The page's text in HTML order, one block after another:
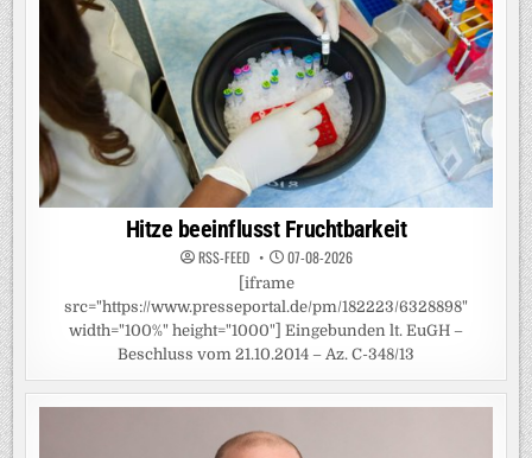
Hitze beeinflusst Fruchtbarkeit
RSS-FEED 07-08-2026
[iframe
src="https://www.presseportal.de/pm/182223/6328898"
width="100%" height="1000"] Eingebunden lt. EuGH –
Beschluss vom 21.10.2014 – Az. C-348/13